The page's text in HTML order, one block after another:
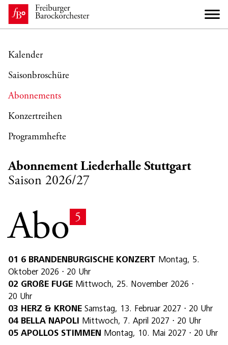
Kalender
Saisonbroschüre
Abonnements
Konzertreihen
Programmhefte
Abonnement Liederhalle Stuttgart
Saison 2026/27
Abo 5
01 6 BRANDENBURGISCHE KONZERT Montag, 5.
Oktober 2026 ⋅ 20 Uhr
02 GROßE FUGE Mittwoch, 25. November 2026 ⋅
20 Uhr
03 HERZ & KRONE Samstag, 13. Februar 2027 ⋅ 20 Uhr
04 BELLA NAPOLI Mittwoch, 7. April 2027 ⋅ 20 Uhr
05 APOLLOS STIMMEN Montag, 10. Mai 2027 ⋅ 20 Uhr